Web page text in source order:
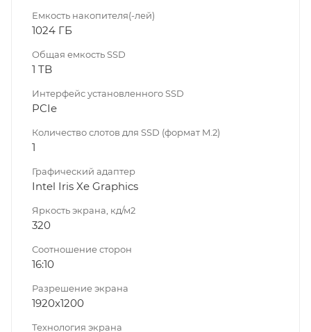
Емкость накопителя(-лей)
1024 ГБ
Общая емкость SSD
1 TB
Интерфейс установленного SSD
PCIe
Количество слотов для SSD (формат M.2)
1
Графический адаптер
Intel Iris Xe Graphics
Яркость экрана, кд/м2
320
Соотношение сторон
16:10
Разрешение экрана
1920x1200
Технология экрана